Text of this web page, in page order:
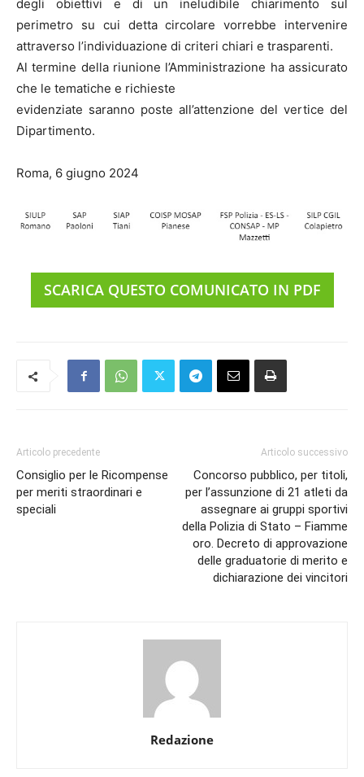
degli obiettivi e di un ineludibile chiarimento sul
perimetro su cui detta circolare vorrebbe intervenire
attraverso l’individuazione di criteri chiari e trasparenti.
Al termine della riunione l’Amministrazione ha assicurato
che le tematiche e richieste
evidenziate saranno poste all’attenzione del vertice del
Dipartimento.
Roma, 6 giugno 2024
SCARICA QUESTO COMUNICATO IN PDF
Articolo precedente
Consiglio per le Ricompense
per meriti straordinari e
speciali
Articolo successivo
Concorso pubblico, per titoli,
per l’assunzione di 21 atleti da
assegnare ai gruppi sportivi
della Polizia di Stato – Fiamme
oro. Decreto di approvazione
delle graduatorie di merito e
dichiarazione dei vincitori
Redazione